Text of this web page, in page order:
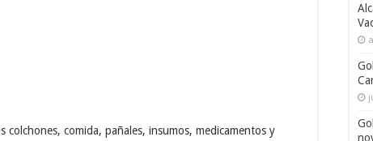
comida, pañales, insumos, medicamentos y